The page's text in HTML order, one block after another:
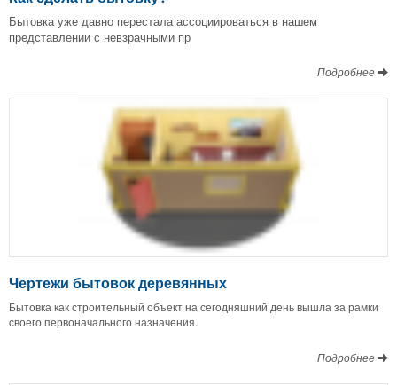
Бытовка уже давно перестала ассоциироваться в нашем
представлении с невзрачными пр
Подробнее
Чертежи бытовок деревянных
Бытовка как строительный объект на сегодняшний день вышла за рамки
своего первоначального назначения.
Подробнее